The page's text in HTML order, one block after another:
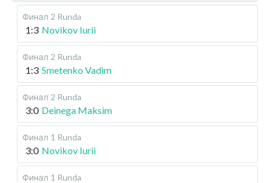
Финал 2 Runda
1:3 Novikov Iurii
Финал 2 Runda
1:3 Smetenko Vadim
Финал 2 Runda
3:0 Deinega Maksim
Финал 1 Runda
3:0 Novikov Iurii
Финал 1 Runda